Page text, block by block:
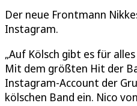
Der neue Frontmann
Instagram.
„Auf Kölsch gibt es für
Mit dem größten Hit der
Instagram-Account der
kölschen Band ein. Nico